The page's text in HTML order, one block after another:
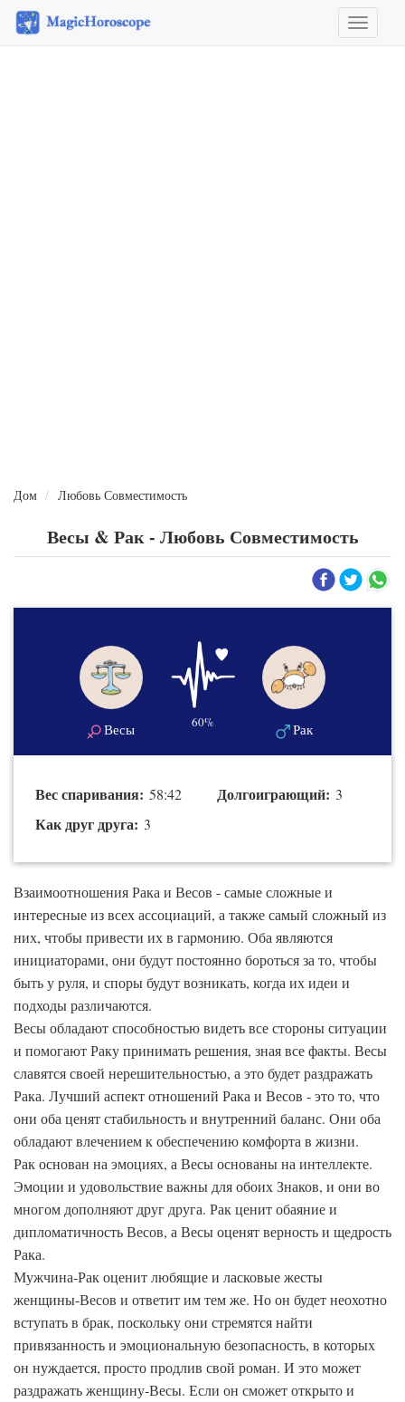
&
Дом Любовь Совместимость
Весы & Рак - Любовь Совместимость
Весы 60% Рак
Вес спаривания: 58:42
Как друг друга: 3
Долгоиграющий: 3
Взаимоотношения Рака и Весов - самые сложные и
интересные из всех ассоциаций, а также самый сложный из
них, чтобы привести их в гармонию. Оба являются
инициаторами, они будут постоянно бороться за то, чтобы
быть у руля, и споры будут возникать, когда их идеи и
подходы различаются.
Весы обладают способностью видеть все стороны ситуации
и помогают Раку принимать решения, зная все факты. Весы
славятся своей нерешительностью, а это будет раздражать
Рака. Лучший аспект отношений Рака и Весов - это то, что
они оба ценят стабильность и внутренний баланс. Они оба
обладают влечением к обеспечению комфорта в жизни.
Рак основан на эмоциях, а Весы основаны на интеллекте.
Эмоции и удовольствие важны для обоих Знаков, и они во
многом дополняют друг друга. Рак ценит обаяние и
дипломатичность Весов, а Весы оценят верность и щедрость
Рака.
Мужчина-Рак оценит любящие и ласковые жесты
женщины-Весов и ответит им тем же. Но он будет неохотно
вступать в брак, поскольку они стремятся найти
привязанность и эмоциональную безопасность, в которых
он нуждается, просто продлив свой роман. И это может
раздражать женщину-Весы. Если он сможет открыто и